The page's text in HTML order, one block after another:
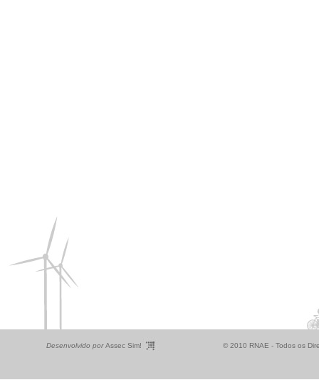
Desenvolvido porAssec Sim! © 2010 RNAE - Todos os